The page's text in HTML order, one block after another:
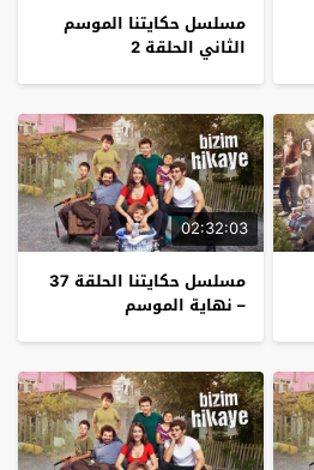
مسلسل حكايتنا الموسم
الثاني الحلقة 2
02:32:03
مسلسل حكايتنا الحلقة 37
– نهاية الموسم